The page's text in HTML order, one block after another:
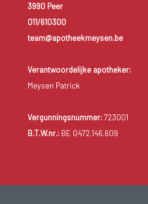
3990 Peer
011/610300
team@apotheekmeysen.be
Verantwoordelijke apotheker:
Meysen Patrick
Vergunningsnummer:723001
B.T.W.nr.:BE 0472.146.609